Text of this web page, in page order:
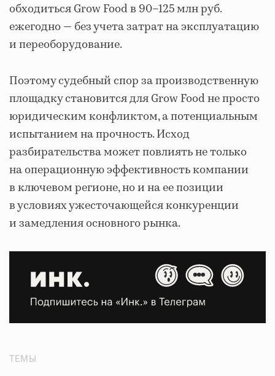
обходиться Grow Food в 90–125 млн руб.
ежегодно — без учета затрат на эксплуатацию
и переоборудование.
Поэтому судебный спор за производственную
площадку становится для Grow Food не просто
юридическим конфликтом, а потенциальным
испытанием на прочность. Исход
разбирательства может повлиять не только
на операционную эффективность компании
в ключевом регионе, но и на ее позиции
в условиях ужесточающейся конкуренции
и замедления основного рынка.
ТЕМЫ